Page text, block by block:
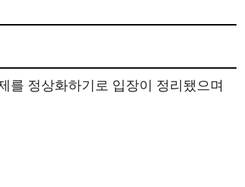
를 정상화하기로 입장이 정리됐으며